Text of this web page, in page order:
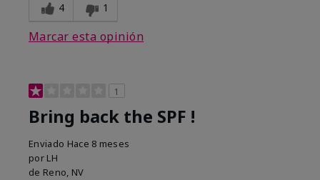
4 1
Marcar esta opinión
1
Bring back the SPF !
Enviado Hace 8 meses
por LH
de Reno, NV